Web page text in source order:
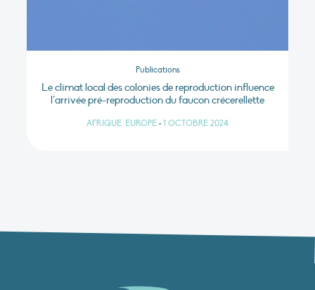
Publications
Le climat local des colonies de reproduction influence
l’arrivée pré-reproduction du faucon crécerellette
AFRIQUE, EUROPE • 1 OCTOBRE 2024